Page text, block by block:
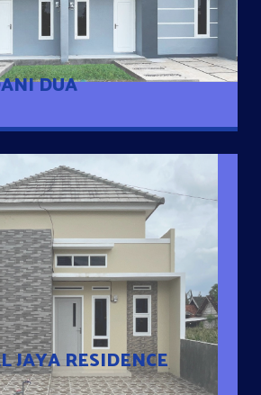
DUA
nyaman dengan harga subsidi hanya 100
strategis di Tuban
JAYA RESIDENCE
JAYA RESIDENCE
dengan one Gate System, terdapat taman
jarak 200m dari jalan nasional serta dekat